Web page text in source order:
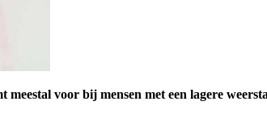
voor bij mensen met een lagere